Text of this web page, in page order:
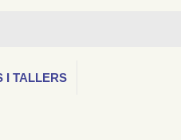
I TALLERS